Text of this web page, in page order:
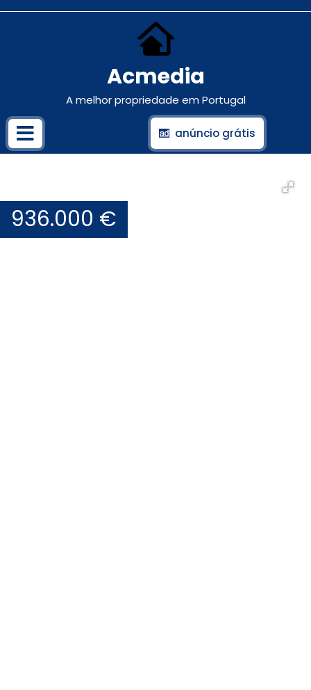
Acmedia
A melhor propriedade em Portugal
anúncio grátis
936.000 €